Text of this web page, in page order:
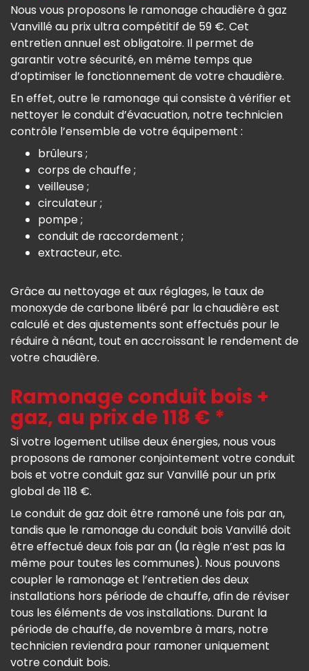
Nous vous proposons le ramonage chaudière à gaz
Vanvillé au prix ultra compétitif de 59 €. Cet
entretien annuel est obligatoire. Il permet de
garantir votre sécurité, en même temps que
d’optimiser le fonctionnement de votre chaudière.
En effet, outre le ramonage qui consiste à vérifier et
nettoyer le conduit d’évacuation, notre technicien
contrôle l’ensemble de votre équipement :
brûleurs ;
corps de chauffe ;
veilleuse ;
circulateur ;
pompe ;
conduit de raccordement ;
extracteur, etc.
Grâce au nettoyage et aux réglages, le taux de
monoxyde de carbone libéré par la chaudière est
calculé et des ajustements sont effectués pour le
réduire à néant, tout en accroissant le rendement de
votre chaudière.
Ramonage conduit bois +
gaz, au prix de 118 € *
Si votre logement utilise deux énergies, nous vous
proposons de ramoner conjointement votre conduit
bois et votre conduit gaz sur Vanvillé pour un prix
global de 118 €.
Le conduit de gaz doit être ramoné une fois par an,
tandis que le ramonage du conduit bois Vanvillé doit
être effectué deux fois par an (la règle n’est pas la
même pour toutes les communes). Nous pouvons
coupler le ramonage et l’entretien des deux
installations hors période de chauffe, afin de réviser
tous les éléments de vos installations. Durant la
période de chauffe, de novembre à mars, notre
technicien reviendra pour ramoner uniquement
votre conduit bois.